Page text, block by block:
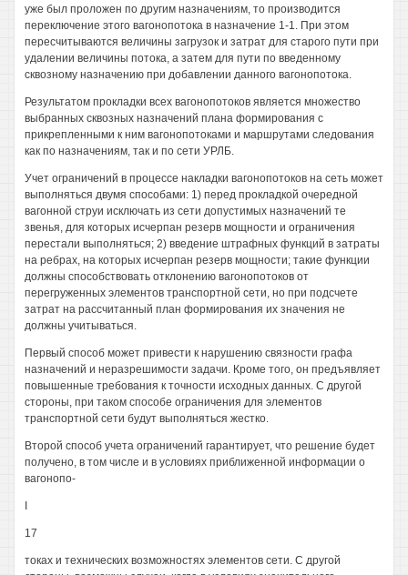
уже был проложен по другим назначениям, то производится
переключение этого вагонопотока в назначение 1-1. При этом
пересчитываются величины загрузок и затрат для старого пути при
удалении величины потока, а затем для пути по введенному
сквозному назначению при добавлении данного вагонопотока.
Результатом прокладки всех вагонопотоков является множество
выбранных сквозных назначений плана формирования с
прикрепленными к ним вагонопотоками и маршрутами следования
как по назначениям, так и по сети УРЛБ.
Учет ограничений в процессе накладки вагонопотоков на сеть может
выполняться двумя способами: 1) перед прокладкой очередной
вагонной струи исключать из сети допустимых назначений те
звенья, для которых исчерпан резерв мощности и ограничения
перестали выполняться; 2) введение штрафных функций в затраты
на ребрах, на которых исчерпан резерв мощности; такие функции
должны способствовать отклонению вагонопотоков от
перегруженных элементов транспортной сети, но при подсчете
затрат на рассчитанный план формирования их значения не
должны учитываться.
Первый способ может привести к нарушению связности графа
назначений и неразрешимости задачи. Кроме того, он предъявляет
повышенные требования к точности исходных данных. С другой
стороны, при таком способе ограничения для элементов
транспортной сети будут выполняться жестко.
Второй способ учета ограничений гарантирует, что решение будет
получено, в том числе и в условиях приближенной информации о
вагонопо-
17
токах и технических возможностях элементов сети. С другой